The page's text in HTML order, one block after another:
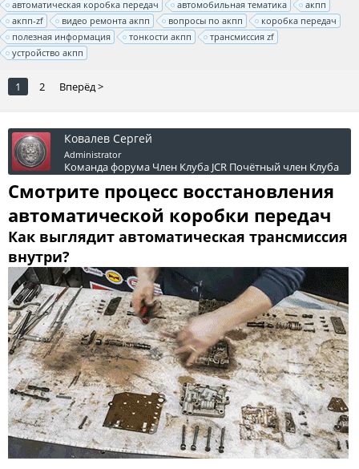
автоматическая коробка передач
автомобильная тематика
акпп
акпп-zf
видео ремонта акпп вопросы по акпп
коробка передач
полезная информация
тонкости акпп
трансмиссия zf
устройство акпп
1 2 Вперёд >
Ковалев Сергей
Administrator
Команда форума Член Клуба JCR Почётный член Клуба
Смотрите процесс восстановления
автоматической коробки передач
Как выглядит автоматическая трансмиссия
внутри?